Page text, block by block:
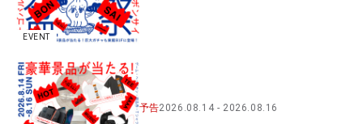
EVENT
予告2026.08.14 2026.08.16